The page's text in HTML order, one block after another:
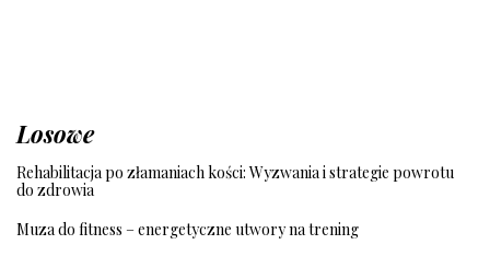
Losowe
Rehabilitacja po złamaniach kości: Wyzwania i strategie powrotu
do zdrowia
Muza do fitness – energetyczne utwory na trening